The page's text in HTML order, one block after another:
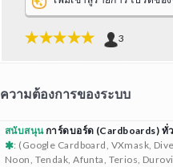
3
ความต้องการของระบบ
สนับสนุนการ์ดบอร์ด (Cardboards) ทั่
: (Google Cardboard, VXmask,
Noon, Tendak, Afunta, Terios,